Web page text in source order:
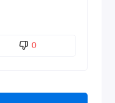
а зарядка
0